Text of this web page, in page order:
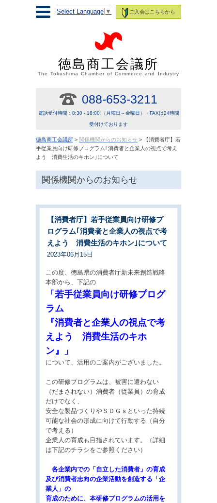
ご入会はこちらから
Select Language ▼
徳島商工会議所
The Tokushima Chamber of Commerce and Industry
088-653-3211
電話受付時間：8:30 - 18:00 （月曜日～金曜日）・FAXは24時間
受付けております
徳島商工会議所 > 関係機関からのお知らせ > 【消費者庁】若
手従業員向け研修プログラム｢消費者と企業人の視点で考え
よう 消費生活のキホン｣について
関係機関からのお知らせ
【消費者庁】若手従業員向け研修プ
ログラム｢消費者と企業人の視点で考
えよう 消費生活のキホン｣について
2023年06月15日
この度、徳島県の消費者庁新未来創造戦略
本部から、下記の
「若手従業員向け研修プログ
ラム
『消費者と企業人の視点で考
えよう 消費生活のキホ
ン』」
について、活用のご案内がございました。
この研修プログラムは、被害に遭わない
（だまされない）消費者（従業員）の育成
だけでなく、
安全な製品づくりやＳＤＧｓといった持続
可能な社会の形成に向けて行動する（自分
で考える）
企業人の育成も目指されています。（詳細
は下記のチラシをご参照ください）
各企業内での「自立した消費者」の育成
及び消費者志向の企業活動を創造する「企
業人」の
育成のために、本研修プログラムの活用を